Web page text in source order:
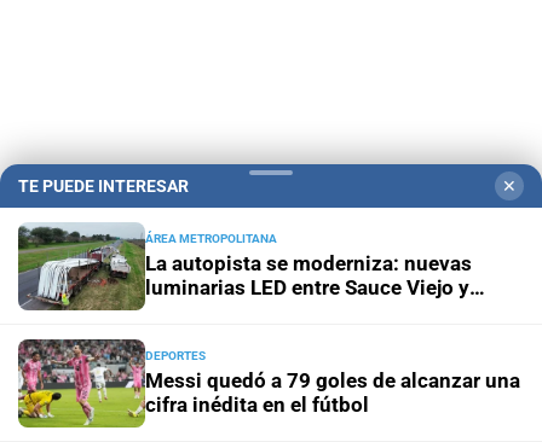
Campolitoral Revista Nosotros Clasificados CYD Litoral
Podcasts Mirador Provincial VivíMejor SF Puerto Negocios
TE PUEDE INTERESAR ✕
ÁREA METROPOLITANA
La autopista se moderniza: nuevas
luminarias LED entre Sauce Viejo y
DEPORTES
Messi quedó a 79 goles de alcanzar una
cifra inédita en el fútbol